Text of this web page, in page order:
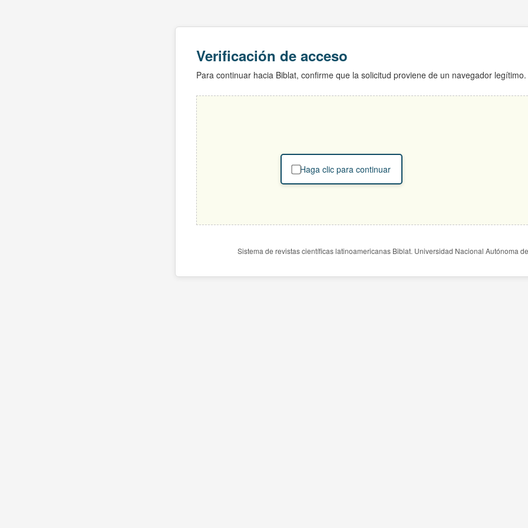
Verificación de acceso
Para continuar hacia Biblat, confirme que la solicitud proviene de un navegador legítimo.
Haga clic para continuar
Sistema de revistas científicas latinoamericanas Biblat. Universidad Nacional Autónoma